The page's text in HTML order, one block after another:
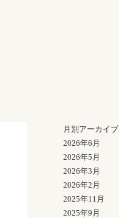
月別アーカイブ
2026年6月
2026年5月
2026年3月
2026年2月
2025年11月
2025年9月